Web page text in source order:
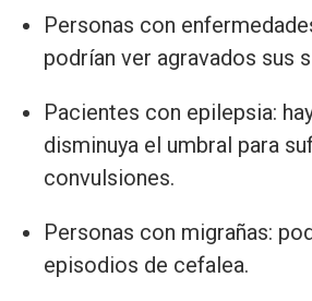
Personas con
podrían ver agravados sus
Pacientes con epilepsia:
disminuya el umbral para
convulsiones.
Personas con migrañas:
episodios de cefalea.